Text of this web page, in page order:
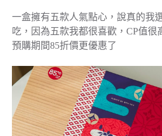
一盒擁有五款人氣點心，說真的我
吃，因為五款我都很喜歡，CP值很
預購期間85折價更優惠了